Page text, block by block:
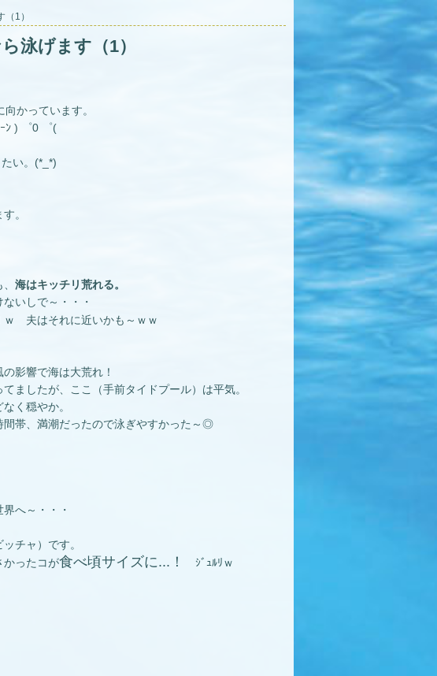
1）
泳げます（1）
かっています。
ﾝ ) ゜0 ゜(
い。(*_*)
。
海はキッチリ荒れる。
いしで～・・・
夫はそれに近いかも～ｗｗ
影響で海は大荒れ！
ましたが、ここ（手前タイドプール）は平気。
く穏やか。
間帯、満潮だったので泳ぎやすかった～◎
へ～・・・
チャ）です。
かったコが食べ頃サイズに...！ ｼﾞｭﾙﾘｗ